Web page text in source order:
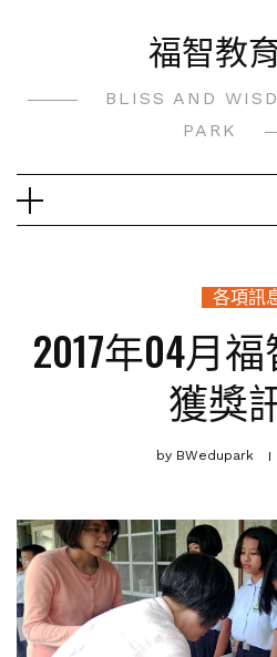
福智教
BLISS AND
PARK
各項訊
2017年04月
獲獎
by BWedupark